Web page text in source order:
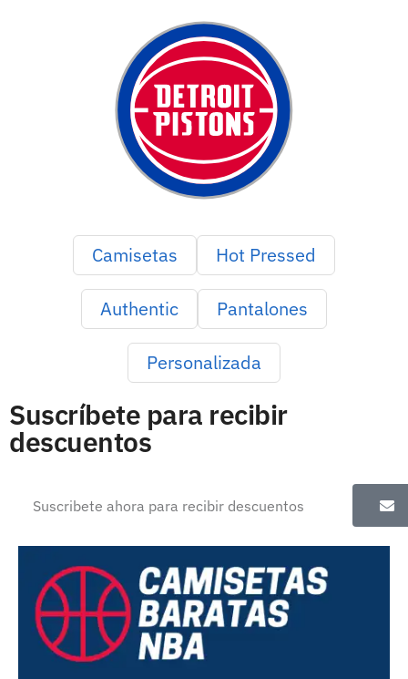
Camisetas Hot Pressed
Authentic Pantalones
Personalizada
Suscríbete para recibir
descuentos